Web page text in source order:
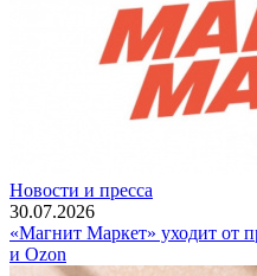
Новости и пресса
30.07.2026
«Магнит Маркет» уходит от
и Ozon